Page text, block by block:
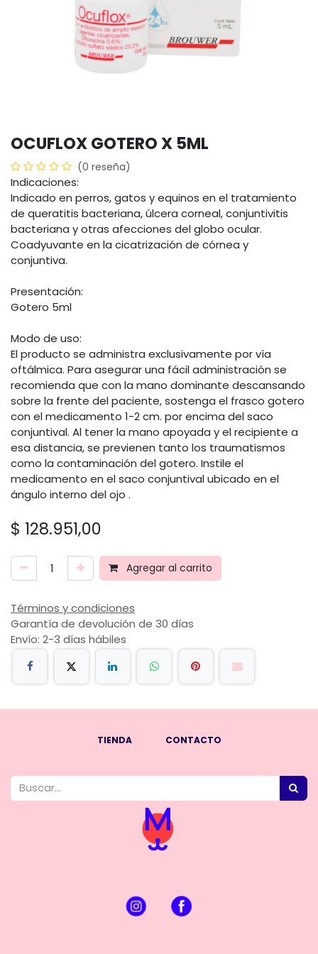
OCUFLOX GOTERO X 5ML
(0 reseña)
Indicaciones:
Indicado en perros, gatos y equinos en el tratamiento
de queratitis bacteriana, úlcera corneal, conjuntivitis
bacteriana y otras afecciones del globo ocular.
Coadyuvante en la cicatrización de córnea y
conjuntiva.
Presentación:
Gotero 5ml
Modo de uso:
El producto se administra exclusivamente por vía
oftálmica. Para asegurar una fácil administración se
recomienda que con la mano dominante descansando
sobre la frente del paciente, sostenga el frasco gotero
con el medicamento 1-2 cm. por encima del saco
conjuntival. Al tener la mano apoyada y el recipiente a
esa distancia, se previenen tanto los traumatismos
como la contaminación del gotero. Instile el
medicamento en el saco conjuntival ubicado en el
ángulo interno del ojo .
$ 128.951,00
Agregar al carrito
Términos y condiciones
Garantía de devolución de 30 días
Envío: 2-3 días hábiles
TIENDA CONTACTO